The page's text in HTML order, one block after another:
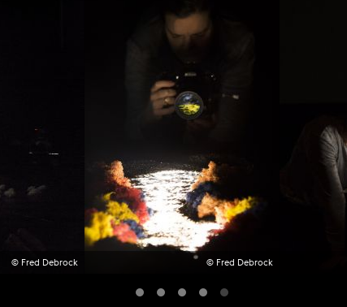
© Fred Debrock © Fred Debrock